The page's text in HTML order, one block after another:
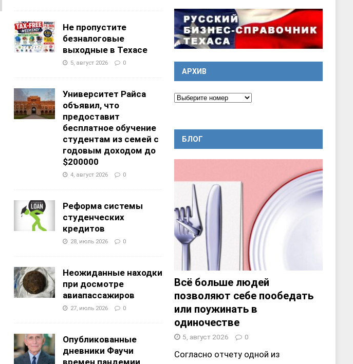
Не пропустите
безналоговые
выходные в Техасе
5, август 2026 0
Университет Райса
объявил, что
предоставит
бесплатное обучение
студентам из семей с
годовым доходом до
$200000
4, август 2026 0
Реформа системы
студенческих
кредитов
28, июль 2026 0
Неожиданные находки
при досмотре
авиапассажиров
27, июль 2026 0
Опубликованные
дневники Фаучи
времен пандемии
АРХИВ
БЛОГ
Всё больше людей
позволяют себе пообедать
или поужинать в
одиночестве
5, август 2026 0
Согласно отчету одной из